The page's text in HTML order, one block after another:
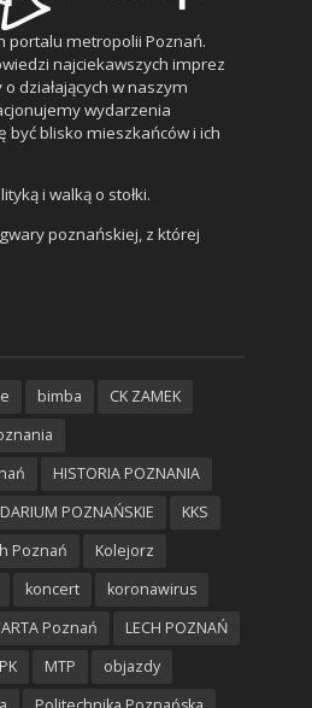
portalu metropolii Poznań.
najciekawszych imprez
działających w naszym
wydarzenia
być blisko mieszkańców i ich
i walką o stołki.
poznańskiej, z której
bimba
CK ZAMEK
HISTORIA POZNANIA
POZNAŃSKIE
KKS
Poznań
Kolejorz
koncert
koronawirus
Poznań
LECH POZNAŃ
MTP
objazdy